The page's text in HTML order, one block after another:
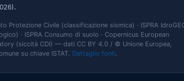
.
Protezione Civile (classificazione sismica) · ISPRA
· ISPRA Consumo di suolo · Copernicus European
(siccità CDI) — dati CC BY 4.0 / © Unione Europea,
su chiave ISTAT. Dettaglio fonti.